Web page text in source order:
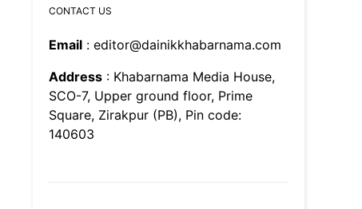
CONTACT US
Email : editor@dainikkhabarnama.com
Address : Khabarnama Media House,
SCO-7, Upper ground floor, Prime
Square, Zirakpur (PB), Pin code:
140603